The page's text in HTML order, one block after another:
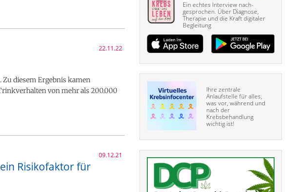
22.11.22
diesem Ergebnis kamen
von mehr als 200.000
09.12.21
Risikofaktor für
Ein echtes Interview nach­
gesprochen. Über Diagnose,
Therapie und die Kraft digitaler
Begleitung
Ihre zentrale
Anlaufstelle für alles,
was vor, während und
nach der
Krebsbehandlung
wichtig ist!